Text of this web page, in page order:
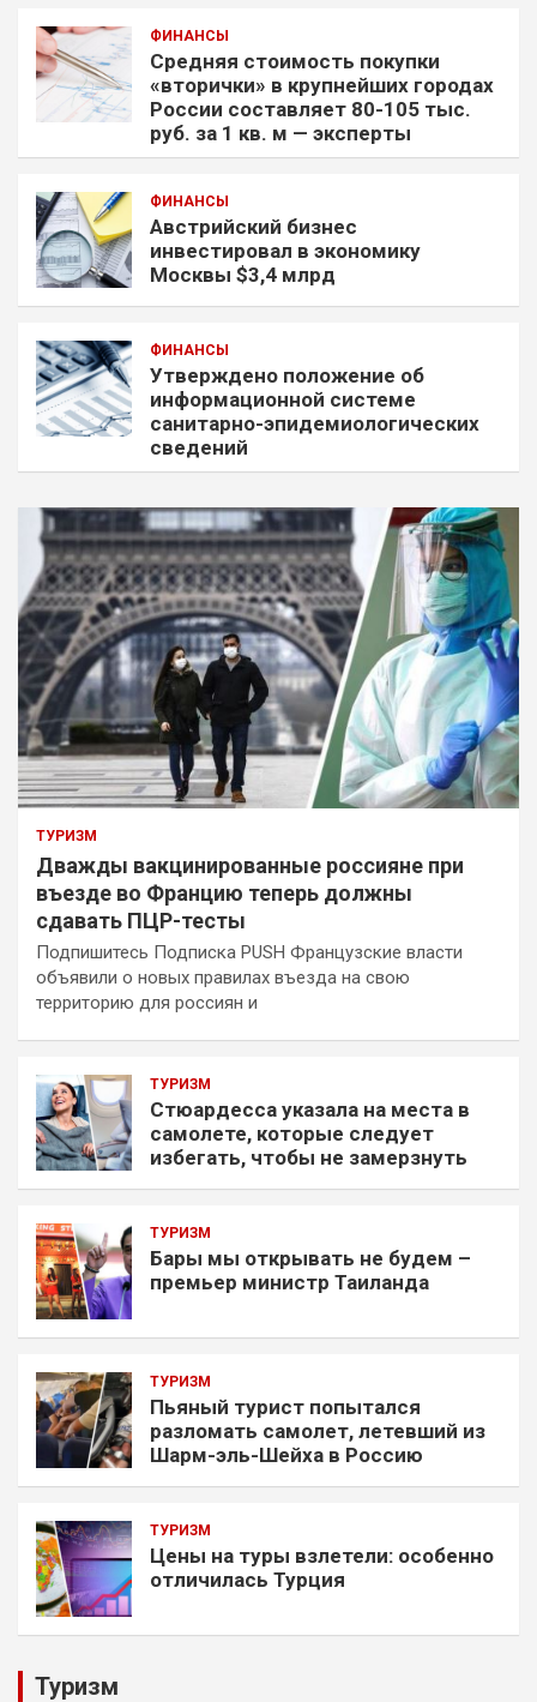
ФИНАНСЫ
Средняя стоимость покупки
«вторички» в крупнейших городах
России составляет 80-105 тыс.
руб. за 1 кв. м — эксперты
ФИНАНСЫ
Австрийский бизнес
инвестировал в экономику
Москвы $3,4 млрд
ФИНАНСЫ
Утверждено положение об
информационной системе
санитарно-эпидемиологических
сведений
ТУРИЗМ
Дважды вакцинированные россияне при
въезде во Францию теперь должны
сдавать ПЦР-тесты
Подпишитесь Подписка PUSH Французские власти
объявили о новых правилах въезда на свою
территорию для россиян и
ТУРИЗМ
Стюардесса указала на места в
самолете, которые следует
избегать, чтобы не замерзнуть
ТУРИЗМ
Бары мы открывать не будем –
премьер министр Таиланда
ТУРИЗМ
Пьяный турист попытался
разломать самолет, летевший из
Шарм-эль-Шейха в Россию
ТУРИЗМ
Цены на туры взлетели: особенно
отличилась Турция
Туризм